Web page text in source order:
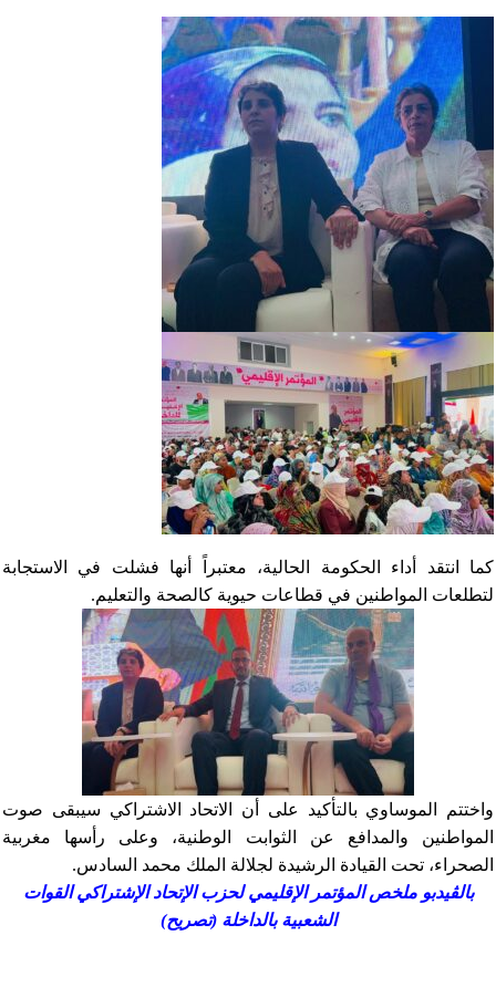
كما انتقد أداء الحكومة الحالية، معتبراً أنها فشلت في الاستجابة
لتطلعات المواطنين في قطاعات حيوية كالصحة والتعليم.
واختتم الموساوي بالتأكيد على أن الاتحاد الاشتراكي سيبقى صوت
المواطنين والمدافع عن الثوابت الوطنية، وعلى رأسها مغربية
الصحراء، تحت القيادة الرشيدة لجلالة الملك محمد السادس.
بالڤيدبو ملخص المؤتمر الإقليمي لحزب الإتحاد الإشتراكي القوات
الشعبية بالداخلة (تصريح)